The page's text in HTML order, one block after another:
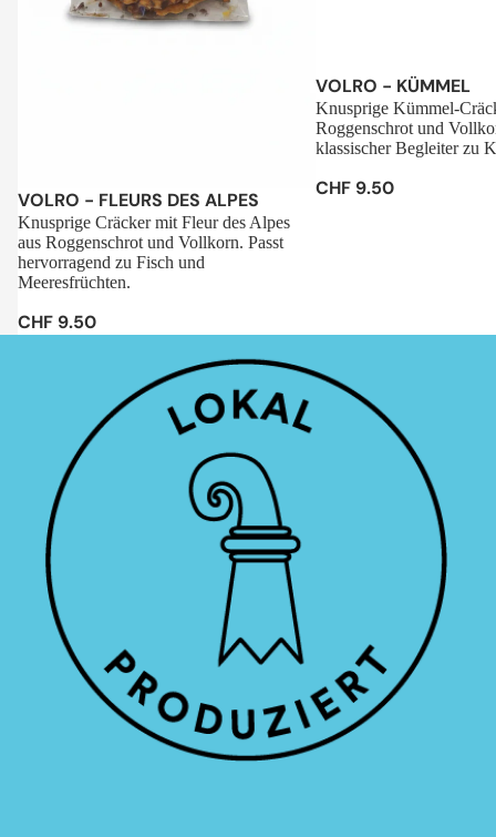
Sale
VOLRO - FLEURS DES ALPES
Knusprige Cräcker mit Fleur des Alpes
aus Roggenschrot und Vollkorn. Passt
hervorragend zu Fisch und
Meeresfrüchten.
CHF 9.50
VOLRO - KÜMMEL
Knusprige Kümmel-
Roggenschrot und
klassischer Begleiter zu
CHF 9.50